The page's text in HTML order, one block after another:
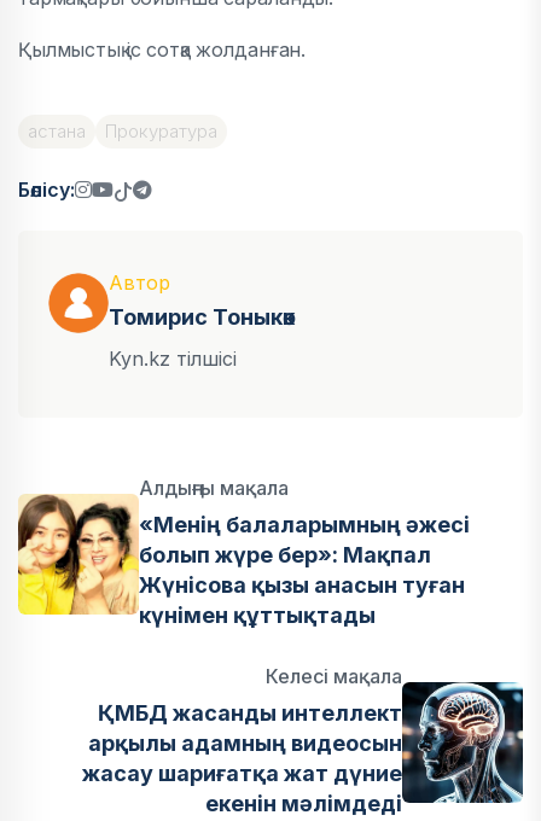
Қылмыстық іс сотқа жолданған.
астана Прокуратура
Бөлісу:
Автор
Томирис Тоныкөк
Kyn.kz тілшісі
Алдыңғы мақала
«Менің балаларымның әжесі
болып жүре бер»: Мақпал
Жүнісова қызы анасын туған
күнімен құттықтады
Келесі мақала
ҚМБД жасанды интеллект
арқылы адамның видеосын
жасау шариғатқа жат дүние
екенін мәлімдеді